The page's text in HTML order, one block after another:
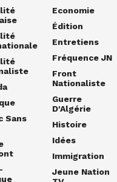
Sans
Economie
Édition
Entretiens
Fréquence JN
Front
Nationaliste
Guerre
D'Algérie
Histoire
Idées
Immigration
Jeune Nation